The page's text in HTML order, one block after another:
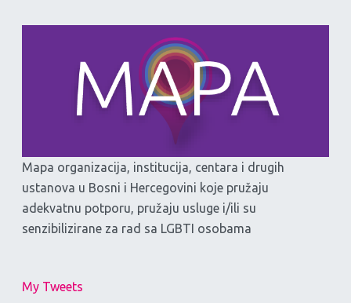
Mapa organizacija, institucija, centara i drugih
ustanova u Bosni i Hercegovini koje pružaju
adekvatnu potporu, pružaju usluge i/ili su
senzibilizirane za rad sa LGBTI osobama
My Tweets